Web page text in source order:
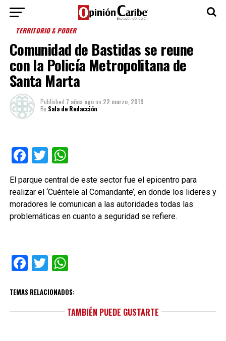
TERRITORIO & PODER
Comunidad de Bastidas se reune
con la Policía Metropolitana de
Santa Marta
Published 7 años agoon 22 marzo, 2019
By Sala de Redacción
Facebook
TwitterWhatsApp
El parque central de este sector fue el epicentro para
realizar el ‘Cuéntele al Comandante’, en donde los lideres y
moradores le comunican a las autoridades todas las
problemáticas en cuanto a seguridad se refiere.
Facebook
TwitterWhatsApp
TEMAS RELACIONADOS:
TAMBIÉN PUEDE GUSTARTE